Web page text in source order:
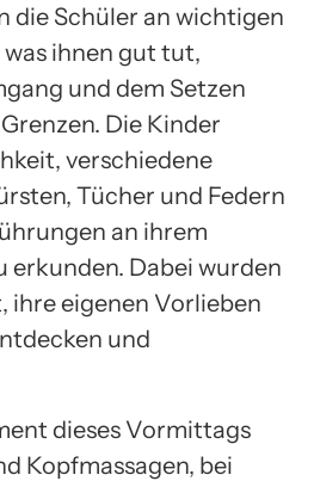
die Schüler an wichtigen
ihnen gut tut,
und dem Setzen
Die Kinder
verschiedene
Tücher und Federn
an ihrem
erkunden. Dabei wurden
ihre eigenen Vorlieben
und
dieses Vormittags
Kopfmassagen, bei